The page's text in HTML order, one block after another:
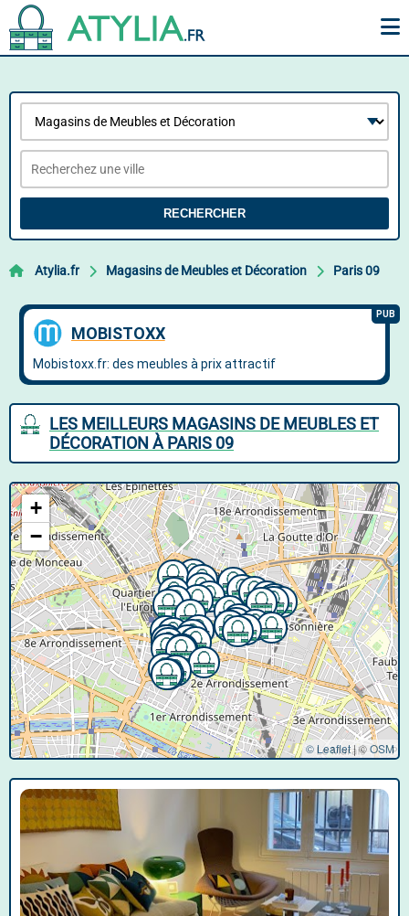
RECHERCHER
Atylia.fr Magasins de Meubles et Décoration Paris 09
LES MEILLEURS MAGASINS DE MEUBLES ET
DÉCORATION À PARIS 09
+
−
© Leaflet|©OSM